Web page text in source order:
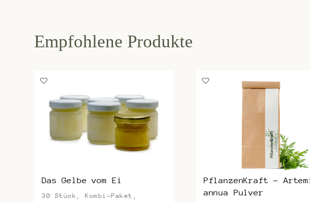
Das Gelbe vom Ei
30 Stück, Kombi-Paket,
PflanzenKraft –
annua Pulver